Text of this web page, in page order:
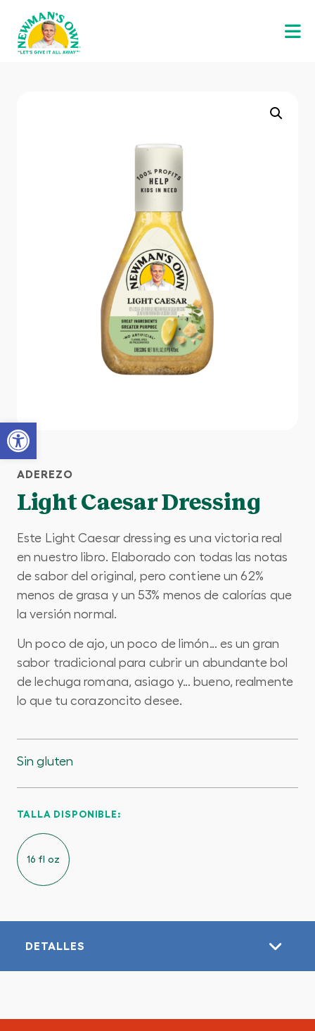
Open toolbar
ADEREZO
Light Caesar Dressing
Este Light Caesar dressing es una victoria real
en nuestro libro. Elaborado con todas las notas
de sabor del original, pero contiene un 62%
menos de grasa y un 53% menos de calorías que
la versión normal.
Un poco de ajo, un poco de limón… es un gran
sabor tradicional para cubrir un abundante bol
de lechuga romana, asiago y… bueno, realmente
lo que tu corazoncito desee.
Sin gluten
TALLA DISPONIBLE:
16 fl oz
DETALLES